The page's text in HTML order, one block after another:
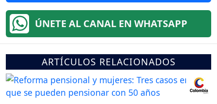
ÚNETE AL CANAL EN WHATSAPP
ARTÍCULOS RELACIONADOS